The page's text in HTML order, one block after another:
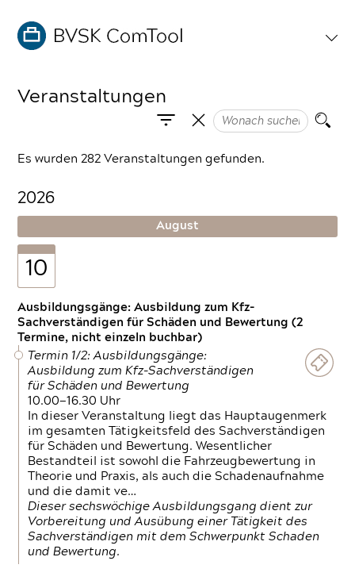
Veranstaltungen
Es wurden 282 Veranstaltungen gefunden.
2026
August
10
Ausbildungsgänge: Ausbildung zum Kfz-
Sachverständigen für Schäden und Bewertung (2
Termine, nicht einzeln buchbar)
Termin 1/2: Ausbildungsgänge:
Ausbildung zum Kfz-Sachverständigen
für Schäden und Bewertung
10.00—16.30 Uhr
In dieser Veranstaltung liegt das Hauptaugenmerk
im gesamten Tätigkeitsfeld des Sachverständigen
für Schäden und Bewertung. Wesentlicher
Bestandteil ist sowohl die Fahrzeugbewertung in
Theorie und Praxis, als auch die Schadenaufnahme
und die damit ve…
Dieser sechswöchige Ausbildungsgang dient zur
Vorbereitung und Ausübung einer Tätigkeit des
Sachverständigen mit dem Schwerpunkt Schaden
und Bewertung.